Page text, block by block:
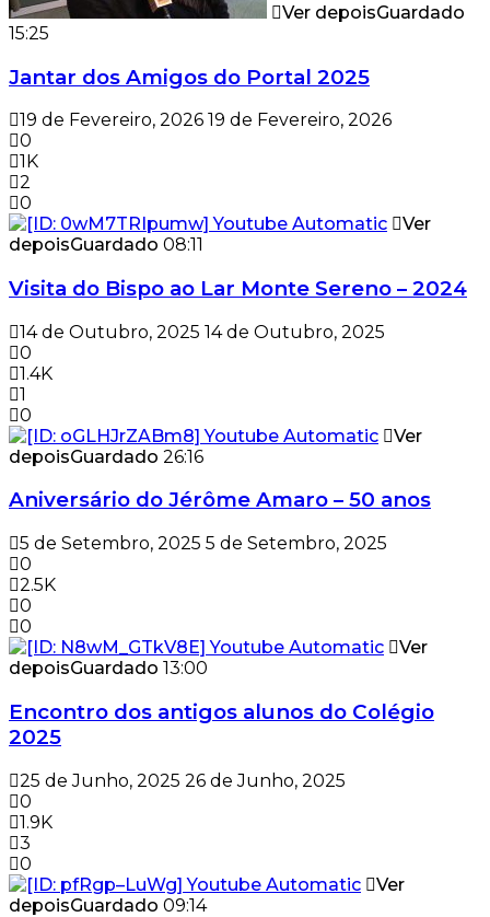
Ver depoisGuardado
15:25
Jantar dos Amigos do Portal 2025
19 de Fevereiro, 2026 19 de Fevereiro, 2026
0
1K
2
0
Ver
depoisGuardado 08:11
Visita do Bispo ao Lar Monte Sereno – 2024
14 de Outubro, 2025 14 de Outubro, 2025
0
1.4K
1
0
Ver
depoisGuardado 26:16
Aniversário do Jérôme Amaro – 50 anos
5 de Setembro, 2025 5 de Setembro, 2025
0
2.5K
0
0
Ver
depoisGuardado 13:00
Encontro dos antigos alunos do Colégio
2025
25 de Junho, 2025 26 de Junho, 2025
0
1.9K
3
0
Ver
depoisGuardado 09:14